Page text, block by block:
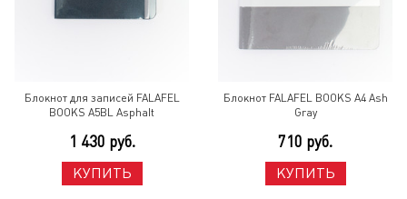
Блокнот для записей FALAFEL
BOOKS A5BL Asphalt
1 430 руб.
КУПИТЬ
Блокнот FALAFEL BOOKS A4 Ash
Gray
710 руб.
КУПИТЬ